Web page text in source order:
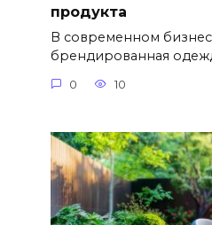
продукта
В современном
брендированная
0 10